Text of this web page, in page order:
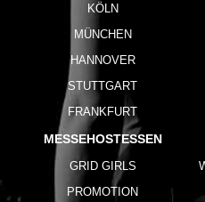
KÖLN
MÜNCHEN
HANNOVER
STUTTGART
FRANKFURT
MESSEHOSTESSEN
GRID GIRLS
PROMOTION